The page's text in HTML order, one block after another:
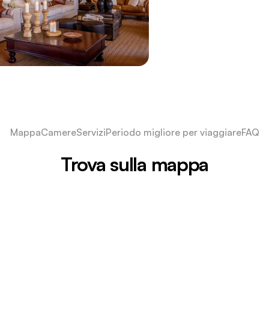
MappaCamereServiziPeriodo migliore per viaggiareFAQ
Trova sulla mappa